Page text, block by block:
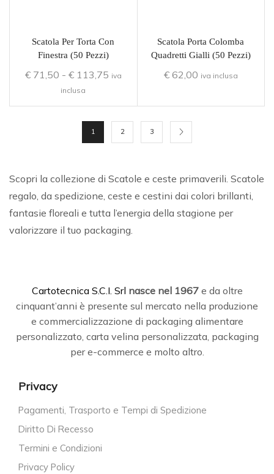
Scatola Per Torta Con
Finestra (50 Pezzi)
€71,50 - €113,75 iva
inclusa
Scatola Porta Colomba
Quadretti Gialli (50 Pezzi)
€62,00 iva inclusa
1 2 3
Scopri la collezione di Scatole e ceste primaverili. Scatole
regalo, da spedizione, ceste e cestini dai colori brillanti,
fantasie floreali e tutta l’energia della stagione per
valorizzare il tuo packaging.
Cartotecnica S.C.I. Srl nasce nel 1967e da oltre
cinquant’anni è presente sul mercato nella produzione
e commercializzazione di packaging alimentare
personalizzato, carta velina personalizzata, packaging
per e-commerce e molto altro.
Privacy
Pagamenti, Trasporto e Tempi di Spedizione
Diritto Di Recesso
Termini e Condizioni
Privacy Policy